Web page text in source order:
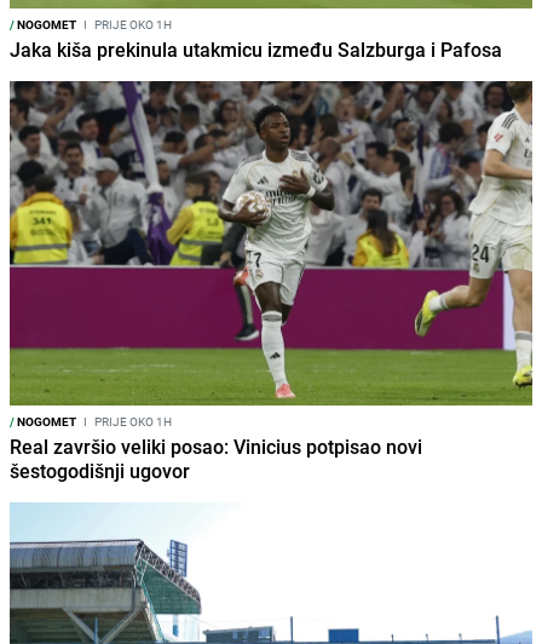
/NOGOMET I PRIJE OKO 1H
Jaka kiša prekinula utakmicu između Salzburga i Pafosa
/NOGOMET I PRIJE OKO 1H
Real završio veliki posao: Vinicius potpisao novi
šestogodišnji ugovor